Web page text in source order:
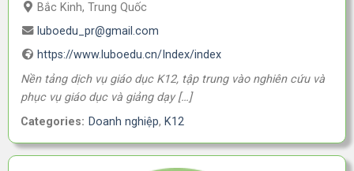
Bắc Kinh, Trung Quốc
luboedu_pr@gmail.com
https://www.luboedu.cn/Index/index
Nền tảng dịch vụ giáo dục K12, tập trung vào nghiên cứu và
phục vụ giáo dục và giảng dạy […]
Categories: Doanh nghiệp, K12